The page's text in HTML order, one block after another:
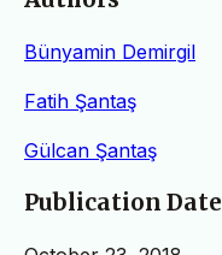
Bünyamin Demirgil
Fatih Şantaş
Gülcan Şantaş
Publication Date